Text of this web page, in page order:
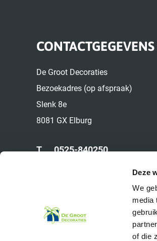
Deze
We
media
of die
CONTACTGEGEVENS
De Groot Decoraties
Bezoekadres (op afspraak)
Slenk 8e
8081 GX Elburg
T.
0525-840250